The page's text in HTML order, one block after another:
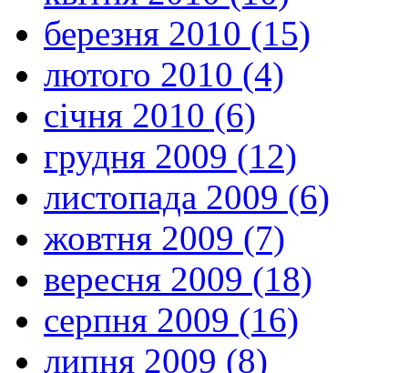
березня 2010 (15)
лютого 2010 (4)
січня 2010 (6)
грудня 2009 (12)
листопада 2009 (6)
жовтня 2009 (7)
вересня 2009 (18)
серпня 2009 (16)
липня 2009 (8)